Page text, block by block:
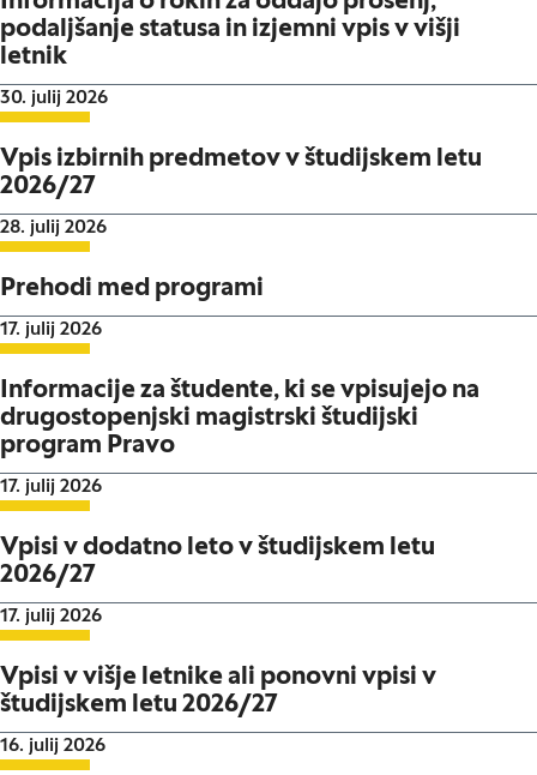
podaljšanje statusa in izjemni vpis v višji
letnik
Datum objave:
30. julij 2026
Vpis izbirnih predmetov v študijskem letu
2026/27
Datum objave:
28. julij 2026
Prehodi med programi
Datum objave:
17. julij 2026
Informacije za študente, ki se vpisujejo na
drugostopenjski magistrski študijski
program Pravo
Datum objave:
17. julij 2026
Vpisi v dodatno leto v študijskem letu
2026/27
Datum objave:
17. julij 2026
Vpisi v višje letnike ali ponovni vpisi v
študijskem letu 2026/27
Datum objave:
16. julij 2026